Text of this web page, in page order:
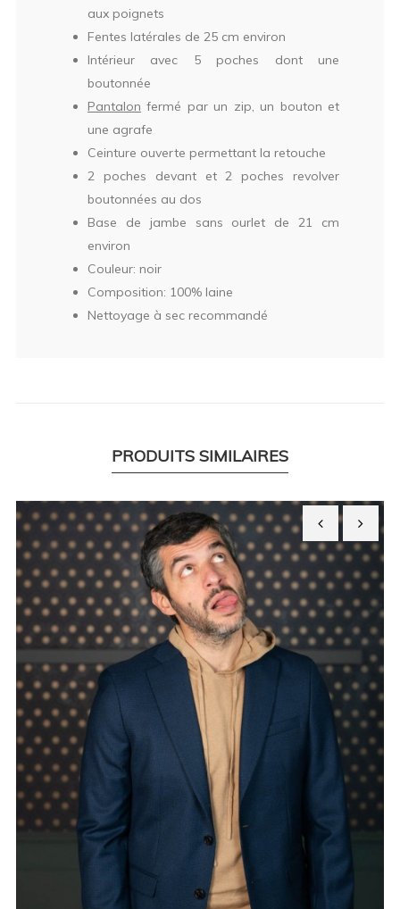
aux poignets
Fentes latérales de 25 cm environ
Intérieur avec 5 poches dont une
boutonnée
Pantalon fermé par un zip, un bouton et
une agrafe
Ceinture ouverte permettant la retouche
2 poches devant et 2 poches revolver
boutonnées au dos
Base de jambe sans ourlet de 21 cm
environ
Couleur: noir
Composition: 100% laine
Nettoyage à sec recommandé
PRODUITS SIMILAIRES